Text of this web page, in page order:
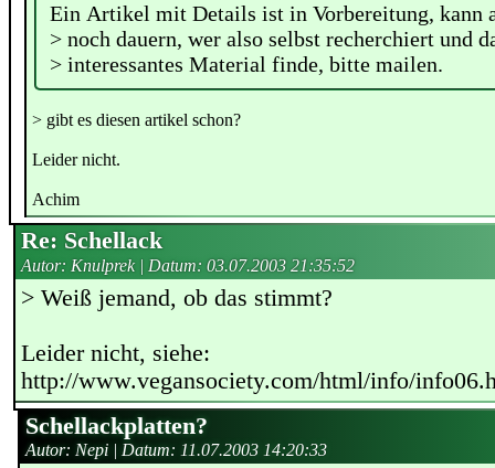
Ein Artikel mit Details ist in Vorbereitung, kann
> noch dauern, wer also selbst recherchiert und
> interessantes Material finde, bitte mailen.
> gibt es diesen artikel schon?
Leider nicht.
Achim
Re: Schellack
Autor: Knulprek | Datum: 03.07.2003 21:35:52
> Weiß jemand, ob das stimmt?
Leider nicht, siehe:
http://www.vegansociety.com/html/info/
Schellackplatten?
Autor: Nepi | Datum: 11.07.2003 14:20:33